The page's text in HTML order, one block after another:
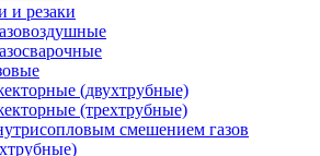
и резаки
(двухтрубные)
(трехтрубные)
смешением газов